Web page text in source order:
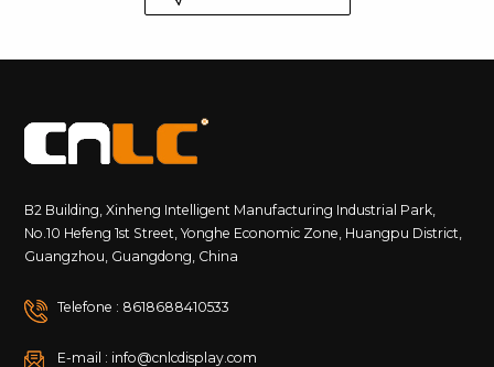
B2 Building, Xinheng Intelligent Manufacturing Industrial Park,
No.10 Hefeng 1st Street, Yonghe Economic Zone, Huangpu District,
Guangzhou, Guangdong, China
Telefone : 8618688410533
E-mail : info@cnlcdisplay.com